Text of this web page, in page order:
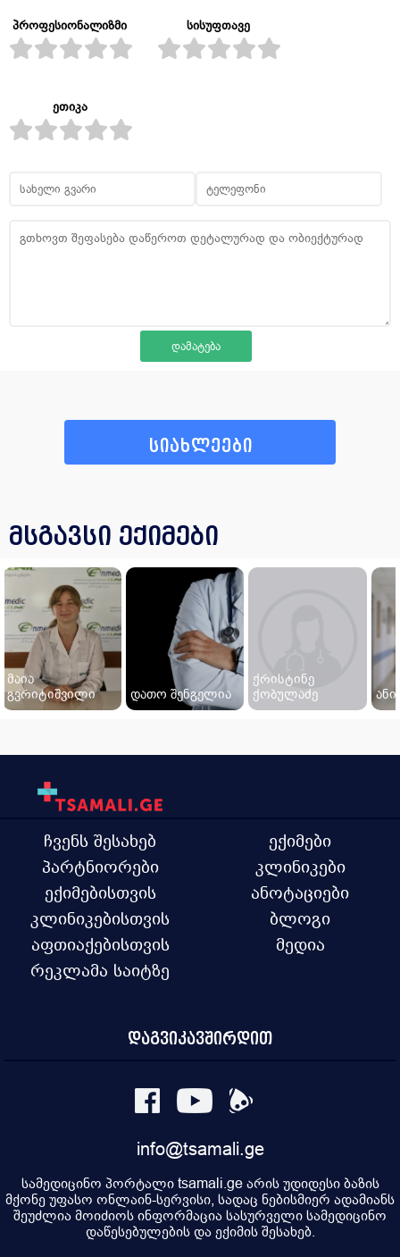
პროფესიონალიზმი სისუფთავე
ეთიკა
სიახლეები
მსგავსი ექიმები
მაია
გვრიტიშვილი
დათო შენგელია
ქრისტინე
ქობულაძე
ჩვენს შესახებ
პარტნიორები
ექიმებისთვის
კლინიკებისთვის
აფთიაქებისთვის
რეკლამა საიტზე
ექიმები
კლინიკები
ანოტაციები
ბლოგი
მედია
დაგვიკავშირდით
info@tsamali.ge
სამედიცინო პორტალი tsamali.ge არის უდიდესი ბაზის
მქონე უფასო ონლაინ-სერვისი, სადაც ნებისმიერ ადამიანს
შეუძლია მოიძიოს ინფორმაცია სასურველი სამედიცინო
დაწესებულების და ექიმის შესახებ.